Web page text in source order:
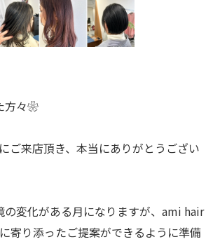
方々❀
ご来店頂き、本当にありがとうござい
の変化がある月になりますが、ami hair
寄り添ったご提案ができるように準備